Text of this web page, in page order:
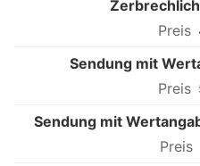
Sendung mit
Sendung mit